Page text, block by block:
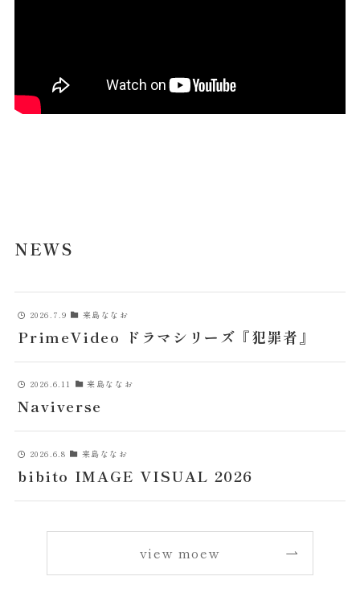
COMPANY
NEWS
2026.7.9 来島ななお
PrimeVideo ドラマシリーズ『犯罪者』
2026.6.11 来島ななお
Naviverse
2026.6.8 来島ななお
bibito IMAGE VISUAL 2026
view moew